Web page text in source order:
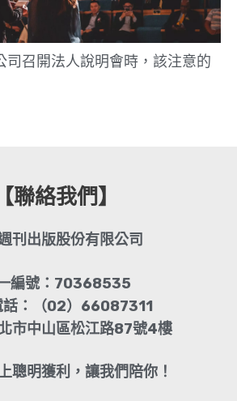
司召開法人說明會時，該注意的
【聯絡我們】
刊出版股份有限公司
編號：70368535
話：（02）66087311
市中山區松江路87號4樓
聰明獲利，讓我們陪你！